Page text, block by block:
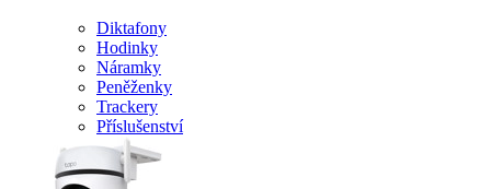
Diktafony
Hodinky
Náramky
Peněženky
Trackery
Příslušenství